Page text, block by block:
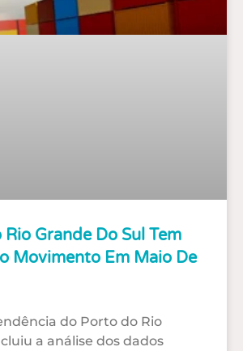
Grande Do Sul Tem
Movimento Em Maio De
do Porto do Rio
a análise dos dados